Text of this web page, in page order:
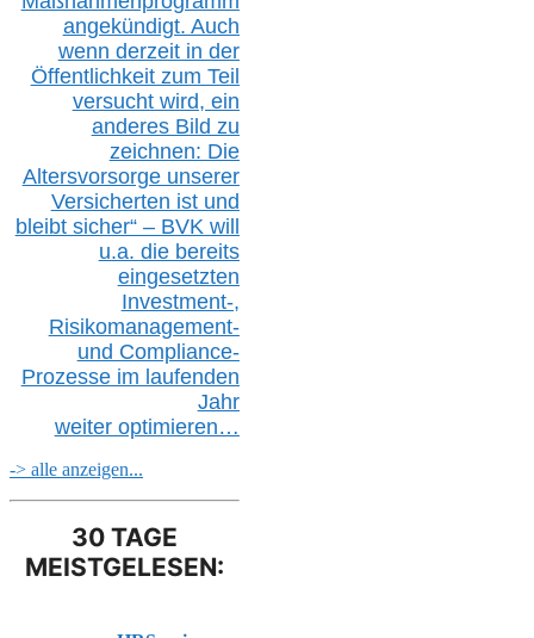
angekündigt. Auch
wenn derzeit in der
Öffentlichkeit zum Teil
versucht wird, ein
anderes Bild zu
zeichnen: Die
Altersvorsorge unserer
Versicherten ist und
bleibt sicher“ – BVK will
u.a. die bereits
eingesetzten
Investment-,
Risikomanagement-
und Compliance-
Prozesse im laufenden
Jahr
weiter optimieren…
-> alle anzeigen...
30 TAGE
MEISTGELESEN: